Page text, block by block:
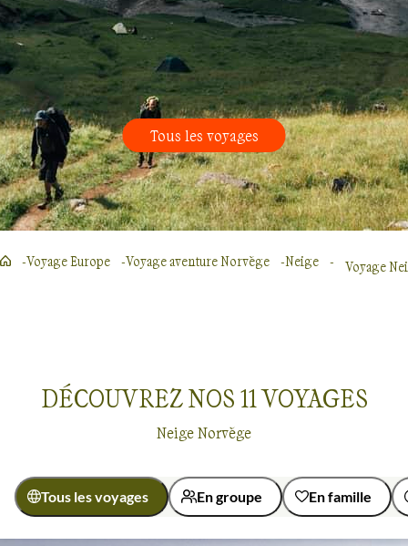
Tous les voyages
Voyage Europe Voyage aventure Norvège Neige Voyage
DÉCOUVREZ NOS 11VOYAGES
Neige Norvège
Tous les voyages En groupe En famille